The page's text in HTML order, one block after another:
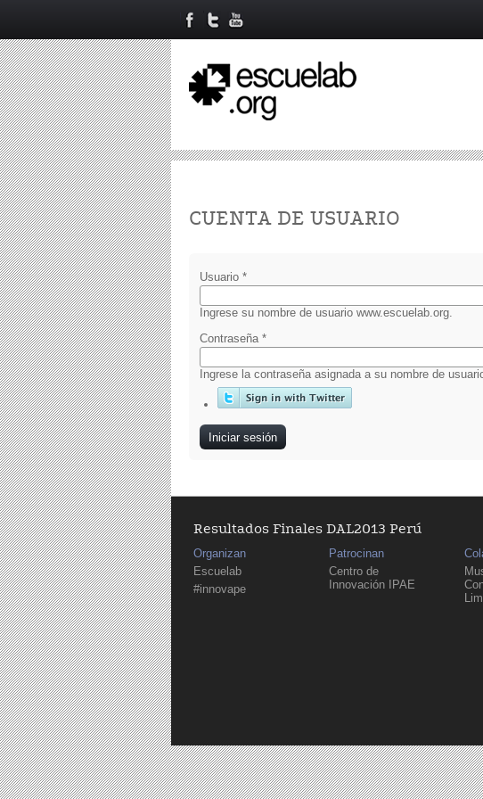
CUENTA DE USUARIO
Usuario *
Ingrese su nombre de usuario www.escuelab.org.
Contraseña *
Ingrese la contraseña asignada a su nombre de
Resultados Finales DAL2013 Perú
Organizan
Escuelab
#innovape
Patrocinan
Centro de
Innovación IPAE